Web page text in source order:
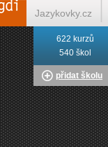
622 kurzů
540 škol
přidat školu
Jazykovky.cz
Italština on-line